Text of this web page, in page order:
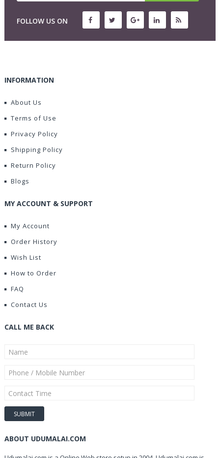
FOLLOW US ON
INFORMATION
About Us
Terms of Use
Privacy Policy
Shipping Policy
Return Policy
Blogs
MY ACCOUNT & SUPPORT
My Account
Order History
Wish List
How to Order
FAQ
Contact Us
CALL ME BACK
ABOUT UDUMALAI.COM